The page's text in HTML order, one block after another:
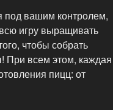
под вашим контролем,
игру выращивать
чтобы собрать
При всем этом, каждая
пицц: от